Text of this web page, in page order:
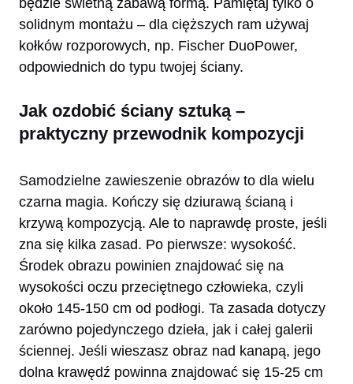
solidnym montażu – dla cięższych ram używaj
kołków rozporowych, np. Fischer DuoPower,
odpowiednich do typu twojej ściany.
Jak ozdobić ściany sztuką –
praktyczny przewodnik kompozycji
Samodzielne zawieszenie obrazów to dla wielu
czarna magia. Kończy się dziurawą ścianą i
krzywą kompozycją. Ale to naprawdę proste, jeśli
zna się kilka zasad. Po pierwsze: wysokość.
Środek obrazu powinien znajdować się na
wysokości oczu przeciętnego człowieka, czyli
około 145-150 cm od podłogi. Ta zasada dotyczy
zarówno pojedynczego dzieła, jak i całej galerii
ściennej. Jeśli wieszasz obraz nad kanapą, jego
dolna krawędź powinna znajdować się 15-25 cm